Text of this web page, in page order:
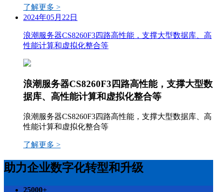
了解更多 >
2024年05月22日
浪潮服务器CS8260F3四路高性能，支撑大型数据库、高
性能计算和虚拟化整合等
浪潮服务器CS8260F3四路高性能，支撑大型数
据库、高性能计算和虚拟化整合等
浪潮服务器CS8260F3四路高性能，支撑大型数据库、高
性能计算和虚拟化整合等
了解更多 >
助力企业数字化转型和升级
25000+